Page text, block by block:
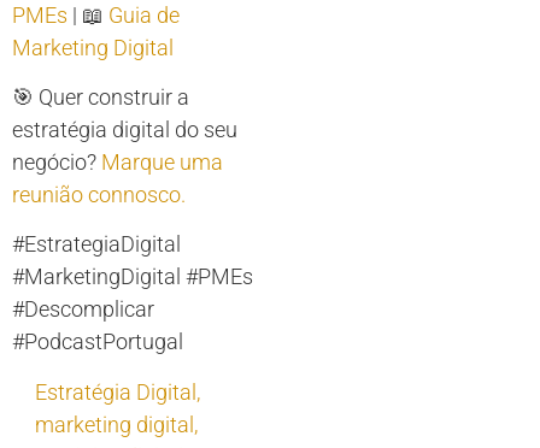
PMEs | 📖 Guia de
Marketing Digital
🎯 Quer construir a
estratégia digital do seu
negócio? Marque uma
reunião connosco.
#EstrategiaDigital
#MarketingDigital #PMEs
#Descomplicar
#PodcastPortugal
Estratégia Digital,
marketing digital,